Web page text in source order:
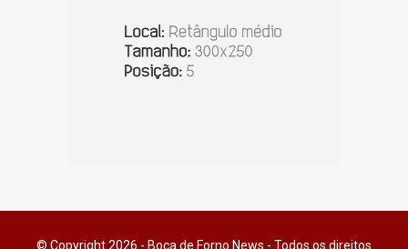
© Copyright 2026 - Boca de Forno News - Todos os direitos